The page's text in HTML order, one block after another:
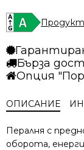
Бърза
Опция
ОПИСАНИЕ
Пералня с
оборота,